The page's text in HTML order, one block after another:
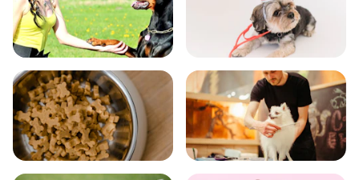
飼い方 健康
食事 お手入れ